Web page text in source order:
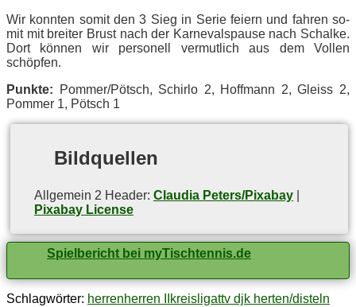
Wir konn­ten so­mit den 3 Sieg in Se­rie fei­ern und fah­ren so­
mit mit brei­ter Brust nach der Kar­ne­vals­pau­se nach Schal­ke.
Dort kön­nen wir per­so­nell ver­mut­lich aus dem Vol­len
schöpfen.
Punk­te: Pommer/​Pötsch, Schir­lo 2, Hoff­mann 2, Gleiss 2,
Pom­mer 1, Pötsch 1
Bild­quel­len
All­ge­mein 2 Hea­der: Claudia Peters/Pixabay
Pixabay License
Spielbericht bei myTischtennis.de
Schlagwörter: herrenherren II kreisligattv djk herten/disteln